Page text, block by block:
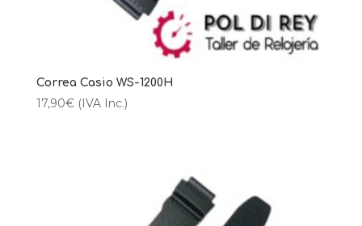
Correa Casio WS-1200H
17,90€ (IVA Inc.)